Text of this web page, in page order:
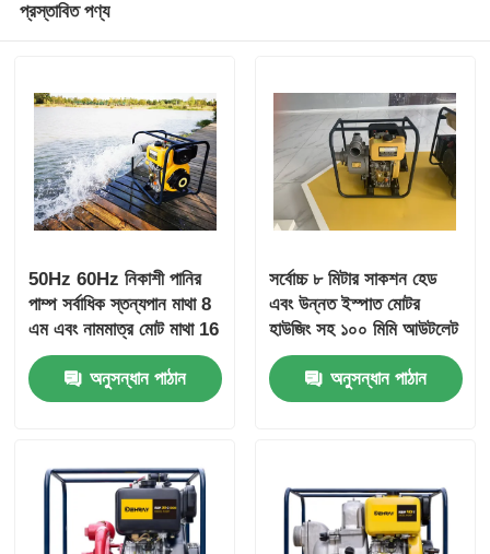
প্রস্তাবিত পণ্য
50Hz 60Hz নিকাশী পানির
পাম্প সর্বাধিক স্তন্যপান মাথা 8
এম এবং নামমাত্র মোট মাথা 16
মিটার বৈশিষ্ট্যযুক্ত নিকাশী জল
চিকিত্সা উদ্ভিদের জন্য উপযুক্ত
অনুসন্ধান পাঠান
সর্বোচ্চ ৮ মিটার সাকশন হেড
এবং উন্নত ইস্পাত মোটর
হাউজিং সহ ১০০ মিমি আউটলেট
ব্যাসের পয়ঃনিষ্কাশন জল পাম্প,
যা পয়ঃনিষ্কাশন ব্যবস্থাপনার
জন্য ডিজাইন করা হয়েছে
অনুসন্ধান পাঠান